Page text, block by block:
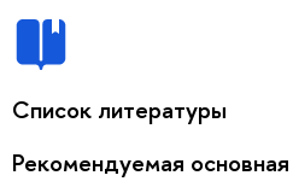
Список литературы
Рекомендуемая